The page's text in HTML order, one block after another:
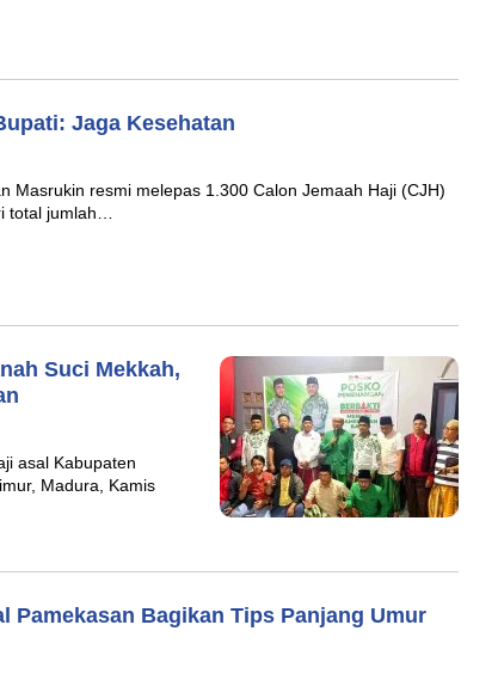
Jaga Kesehatan
Masrukin resmi melepas 1.300 Calon Jemaah Haji (CJH)
total jumlah…
Suci Mekkah,
asal Kabupaten
Madura, Kamis
Pamekasan Bagikan Tips Panjang Umur